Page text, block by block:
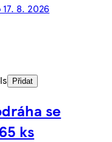
8. 2026
Přidat
se
ks